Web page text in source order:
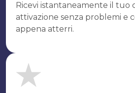
Ricevi istantaneamente il tuo
attivazione senza problemi e
appena atterri.